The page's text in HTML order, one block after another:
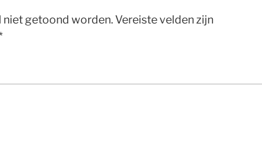
niet getoond worden.Vereiste velden zijn